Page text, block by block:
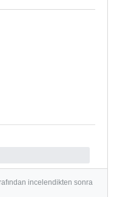
incelendikten sonra